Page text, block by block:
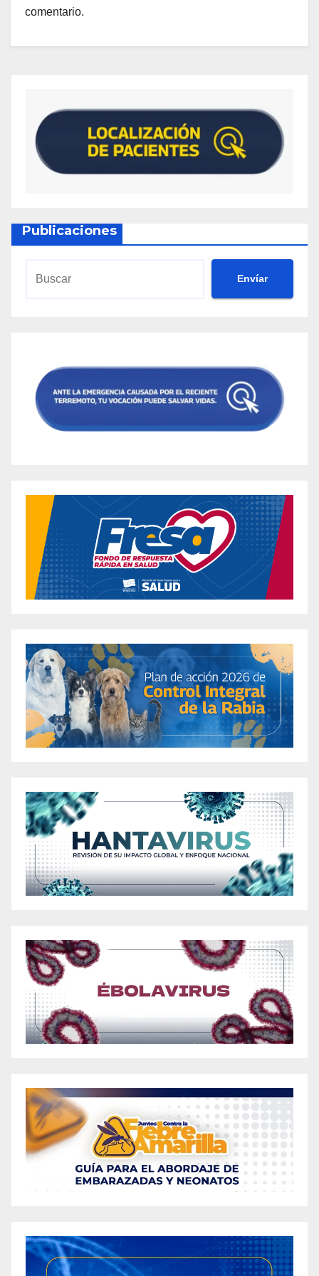
comentario.
Publicaciones
Envíar